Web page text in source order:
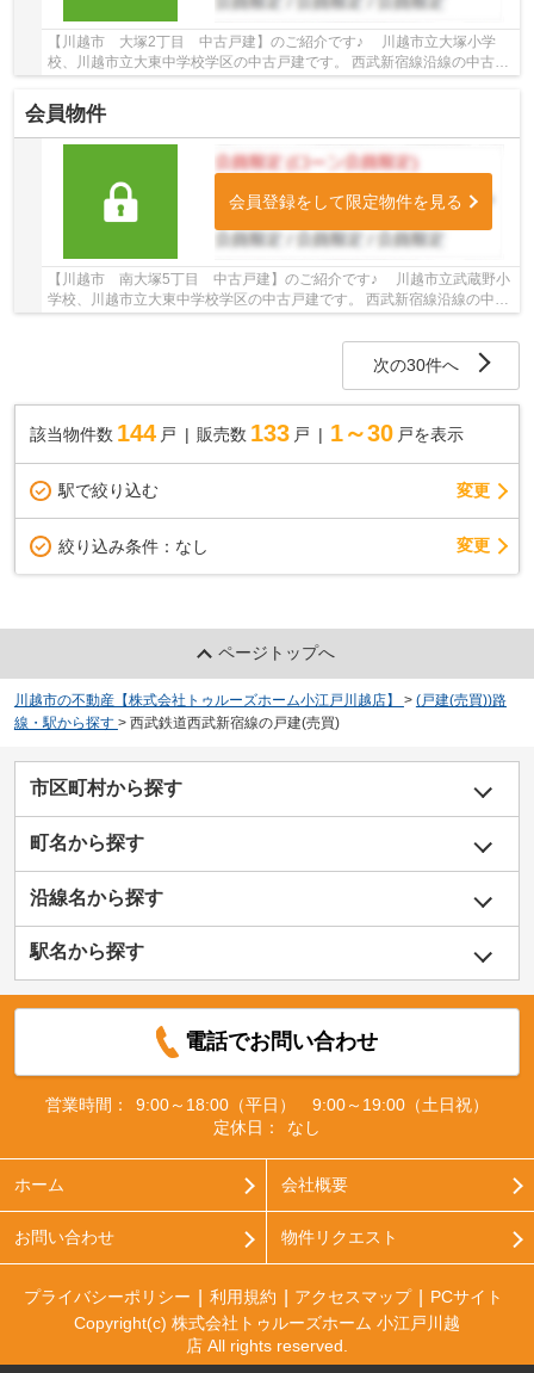
【川越市 大塚2丁目 中古戸建】のご紹介です♪ 川越市立大塚小学
校、川越市立大東中学校学区の中古戸建です。 西武新宿線沿線の中古戸
建♪南大塚駅徒歩23分の中古戸建です。 お気軽...
会員物件
会員登録をして限定物件を見る
【川越市 南大塚5丁目 中古戸建】のご紹介です♪ 川越市立武蔵野小
学校、川越市立大東中学校学区の中古戸建です。 西武新宿線沿線の中古
戸建♪南大塚駅徒歩15分の中古戸建です。 お...
次の30件へ
該当物件数 144 戸 販売数 133 戸 1～30 戸を表示
駅で絞り込む 変更
絞り込み条件： なし 変更
ページトップへ
川越市の不動産【株式会社トゥルーズホーム小江戸川越店】 > (戸建(売買))路
線・駅から探す > 西武鉄道西武新宿線の戸建(売買)
市区町村から探す
町名から探す
沿線名から探す
駅名から探す
電話でお問い合わせ
営業時間：
9:00～18:00（平日） 9:00～19:00（土日祝）
定休日：
なし
ホーム 会社概要
お問い合わせ 物件リクエスト
プライバシーポリシー 利用規約 アクセスマップ
PCサイト
Copyright(c) 株式会社トゥルーズホーム 小江戸川越
店 All rights reserved.